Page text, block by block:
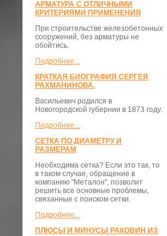
АРМАТУРА С ОТЛИЧНЫМИ
КРИТЕРИЯМИ ПРИМЕНЕНИЯ
При строительстве железобетонных
сооружений, без арматуры не
обойтись.
Подробнее...
КРАТКАЯ БИОГРАФИЯ СЕРГЕЯ
РАХМАНИНОВА.
Васильевич родился в
Новогородской губернии в 1873 году.
Подробнее...
СЕТКА ПО ДИАМЕТРУ И
РАЗМЕРАМ
Необходима сетка? Если это так, то
в таком случае, обращение в
компанию "Металон", позволит
решить все основные проблемы,
связанные с поиском сетки.
Подробнее...
ПЛЮСЫ И МИНУСЫ РАКОВИН ИЗ